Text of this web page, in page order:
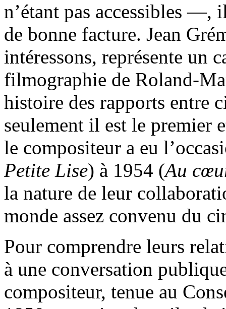
n’étant pas accessibles —,
de bonne facture. Jean
intéressons, représente un
filmographie de Roland-
histoire des rapports entre
seulement il est le premier
le compositeur a eu
Petite Lise) à 1954 (Au
la nature de leur
monde assez convenu du
Pour comprendre leurs
à une conversation
compositeur, tenue au